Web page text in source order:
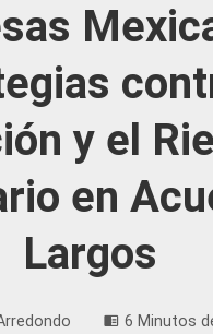
y el
en
Largos
6 Minutos